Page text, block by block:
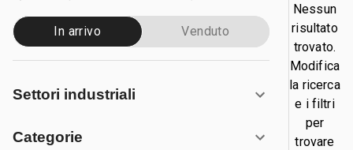
In arrivo Venduto
Settori industriali
Categorie
Nessun
risultato
trovato.
Modifica
la ricerca
e i filtri
per
trovare